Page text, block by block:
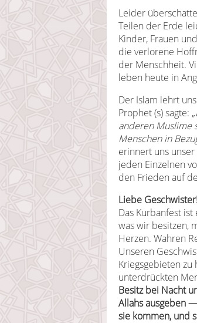
Leider
Teilen der Erde
Kinder, Frauen
die verlorene
der Menschheit.
leben heute in
Der Islam lehrt
Prophet (s) sagte: „
anderen Muslime
Menschen in
erinnert uns
jeden Einzelnen
den Frieden auf
Liebe
Das Kurbanfest
was wir besitzen,
Herzen. Wahren
Unseren
Kriegsgebieten zu
unterdrückten
Besitz bei Nacht
Allahs ausgeben
sie kommen, und